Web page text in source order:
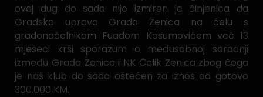
ovaj dug do sada nije izmiren je činjenica da
Gradska uprava Grada Zenica na čelu s
gradonačelnikom Fuadom Kasumovićem već 13
mjeseci krši sporazum o međusobnoj saradnji
između Grada Zenica i NK Čelik Zenica zbog čega
je naš klub do sada oštećen za iznos od gotovo
300.000 KM.